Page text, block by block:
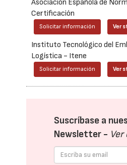
Asociación Española de
Certificación
Solicitar información Ver
Instituto Tecnológico del
Logística - Itene
Solicitar información Ver
Suscríbase a
Newsletter -